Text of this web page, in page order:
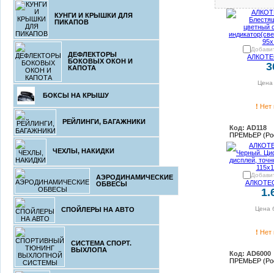
КУНГИ И КРЫШКИ ДЛЯ
ПИКАПОВ
ДЕФЛЕКТОРЫ
БОКОВЫХ ОКОН И
КАПОТА
БОКСЫ НА КРЫШУ
РЕЙЛИНГИ, БАГАЖНИКИ
ЧЕХЛЫ, НАКИДКИ
АЭРОДИНАМИЧЕСКИЕ
ОБВЕСЫ
СПОЙЛЕРЫ НА АВТО
СИСТЕМА СПОРТ.
ВЫХЛОПА
Цена
! Нет
Код: AD118
ПРЕМЬЕР
Цена
! Нет
Код: AD6000
ПРЕМЬЕР